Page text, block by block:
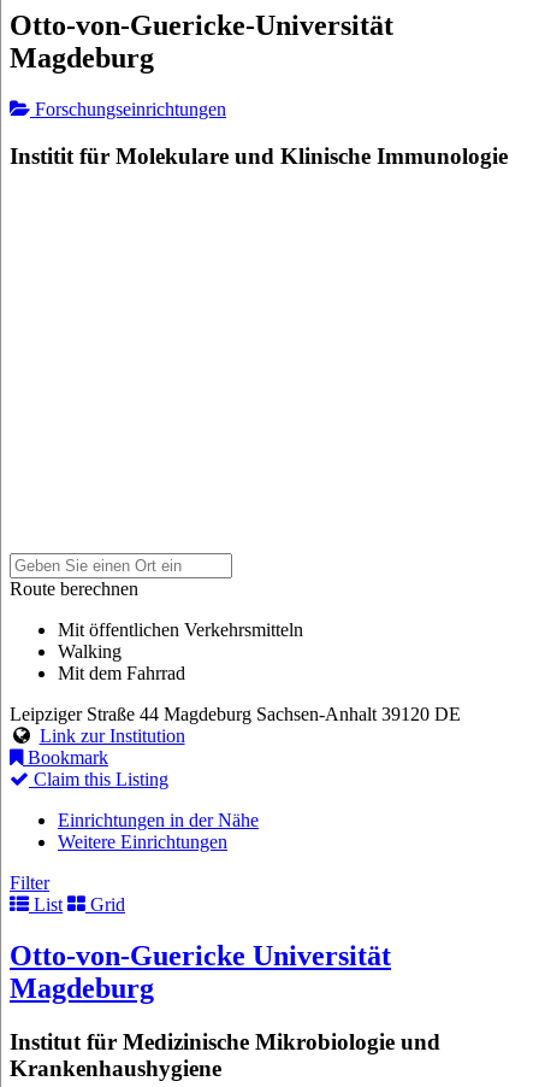
Otto-von-Guericke-Universität
Magdeburg
Forschungseinrichtungen
Institit für Molekulare und Klinische Immunologie
Route berechnen
Mit öffentlichen Verkehrsmitteln
Walking
Mit dem Fahrrad
Leipziger Straße 44 Magdeburg Sachsen-Anhalt 39120 DE
Link zur Institution
Bookmark
Claim this Listing
Einrichtungen in der Nähe
Weitere Einrichtungen
Filter
List
Grid
Otto-von-Guericke Universität
Magdeburg
Institut für Medizinische Mikrobiologie und
Krankenhaushygiene